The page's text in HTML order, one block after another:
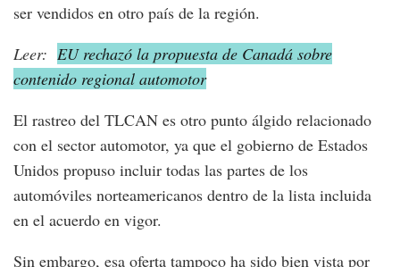
ser vendidos en otro país de la región.
Leer: EU rechazó la propuesta de Canadá sobre
contenido regional automotor
El rastreo del TLCAN es otro punto álgido relacionado
con el sector automotor, ya que el gobierno de Estados
Unidos propuso incluir todas las partes de los
automóviles norteamericanos dentro de la lista incluida
en el acuerdo en vigor.
Sin embargo, esa oferta tampoco ha sido bien vista por